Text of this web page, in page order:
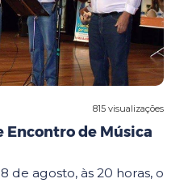
815 visualizações
Encontro de Música
de agosto, às 20 horas, o